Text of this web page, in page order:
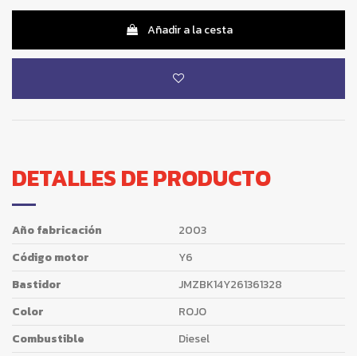
Añadir a la cesta
DETALLES DE PRODUCTO
Año fabricación
2003
Código motor
Y6
Bastidor
JMZBK14Y261361328
Color
ROJO
Combustible
Diesel